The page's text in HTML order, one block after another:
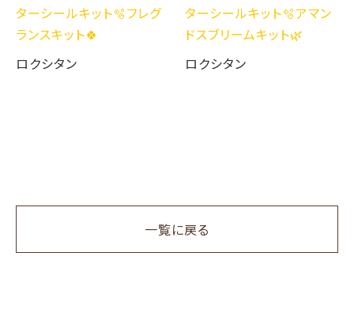
ターシールキット🫧フレグ
ランスキット🍀
ロクシタン
ターシールキット🫧アマン
ドスブリームキット🌿
ロクシタン
一覧に戻る